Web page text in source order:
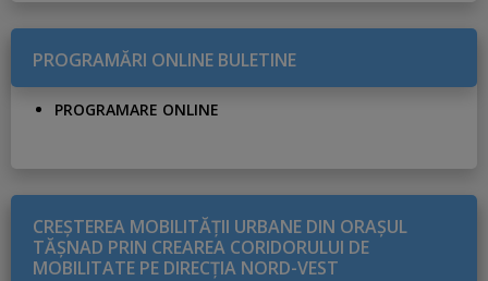
PROGRAMĂRI ONLINE BULETINE
PROGRAMARE ONLINE
CREŞTEREA MOBILITĂŢII URBANE DIN ORAŞUL
TĂŞNAD PRIN CREAREA CORIDORULUI DE
MOBILITATE PE DIRECŢIA NORD-VEST